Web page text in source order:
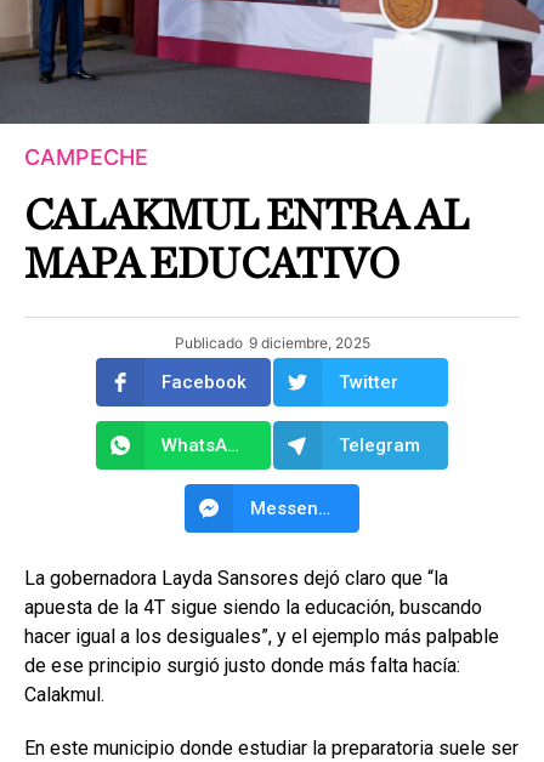
CAMPECHE
CALAKMUL ENTRA AL
MAPA EDUCATIVO
Publicado 9 diciembre, 2025
Facebook Twitter
WhatsApp Telegram
Messenger
La gobernadora Layda Sansores dejó claro que “la
apuesta de la 4T sigue siendo la educación, buscando
hacer igual a los desiguales”, y el ejemplo más palpable
de ese principio surgió justo donde más falta hacía:
Calakmul.
En este municipio donde estudiar la preparatoria suele ser